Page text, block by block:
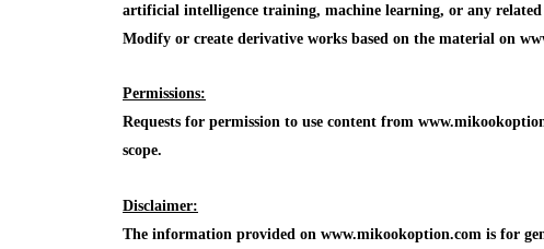
artificial intelligence training, machine learning, or any
Modify or create derivative works based on the material on
Permissions:
Requests for permission to use content from
scope.
Disclaimer:
The information provided on www.mikookoption.com is for